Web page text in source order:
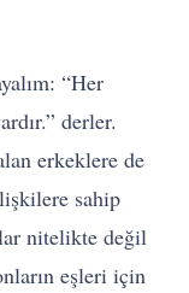
“Her
derler.
erkeklere de
sahip
nitelikte değil
eşleri için